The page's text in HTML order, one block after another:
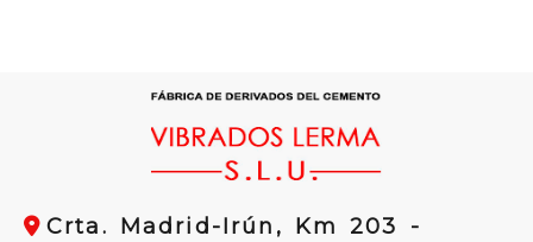
Crta. Madrid-Irún, Km 203 -